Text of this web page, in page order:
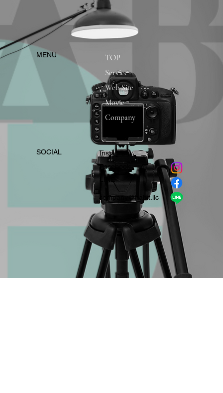
​MENU
TOP
Service
Web Site
Movie
Company
​SOCIAL
Instagram
​Facebook
company＠habit.llc